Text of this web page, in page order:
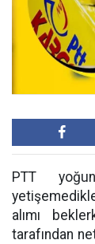
PTT
alımı
tarafından